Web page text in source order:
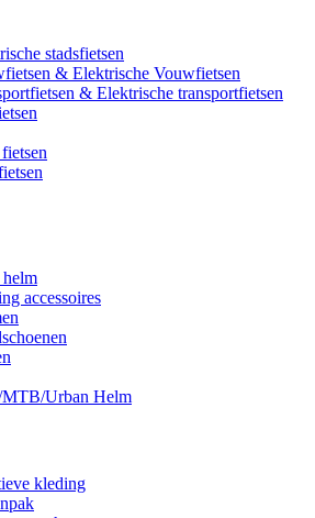
stadsfietsen
& Elektrische Vouwfietsen
& Elektrische transportfietsen
helm
accessoires
Urban Helm
kleding